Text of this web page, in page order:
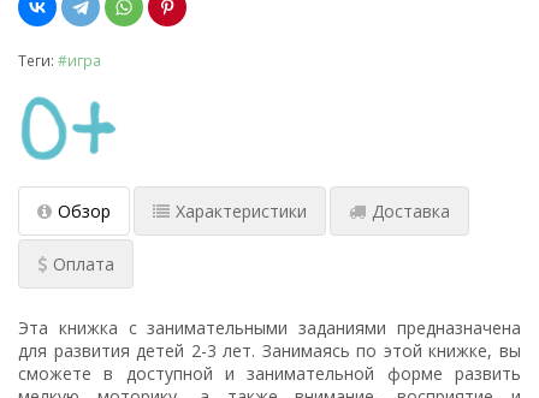
Теги: #игра
Обзор Характеристики Доставка
Оплата
Эта книжка с занимательными заданиями предназначена
для развития детей 2-3 лет. Занимаясь по этой книжке, вы
сможете в доступной и занимательной форме развить